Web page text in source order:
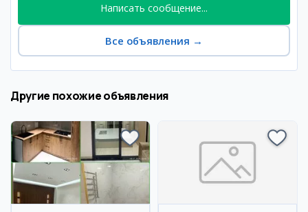
Написать сообщение...
Все объявления →
Другие похожие объявления